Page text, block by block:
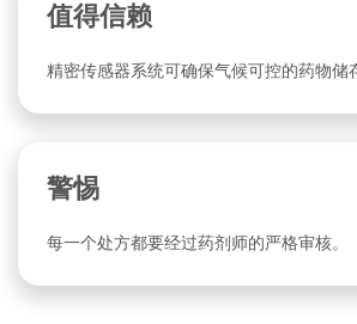
值得信赖
精密传感器系统可确保气候可控的药物储
警惕
每一个处方都要经过药剂师的严格审核。